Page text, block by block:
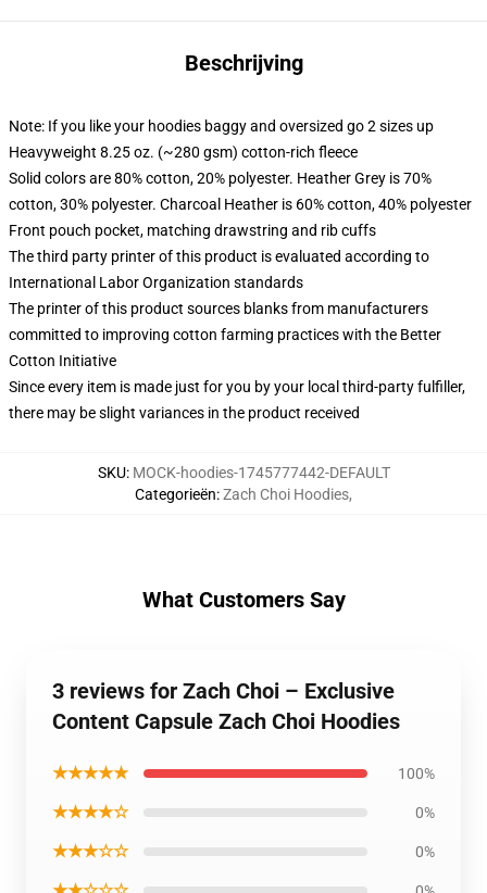
Beschrijving
Note: If you like your hoodies baggy and oversized go 2 sizes up
Heavyweight 8.25 oz. (~280 gsm) cotton-rich fleece
Solid colors are 80% cotton, 20% polyester. Heather Grey is 70%
cotton, 30% polyester. Charcoal Heather is 60% cotton, 40% polyester
Front pouch pocket, matching drawstring and rib cuffs
The third party printer of this product is evaluated according to
International Labor Organization standards
The printer of this product sources blanks from manufacturers
committed to improving cotton farming practices with the Better
Cotton Initiative
Since every item is made just for you by your local third-party fulfiller,
there may be slight variances in the product received
SKU: MOCK-hoodies-1745777442-DEFAULT
Categorieën:Zach Choi Hoodies,
What Customers Say
3 reviews for Zach Choi – Exclusive
Content Capsule Zach Choi Hoodies
★★★★★ 100%
★★★★☆ 0%
★★★☆☆ 0%